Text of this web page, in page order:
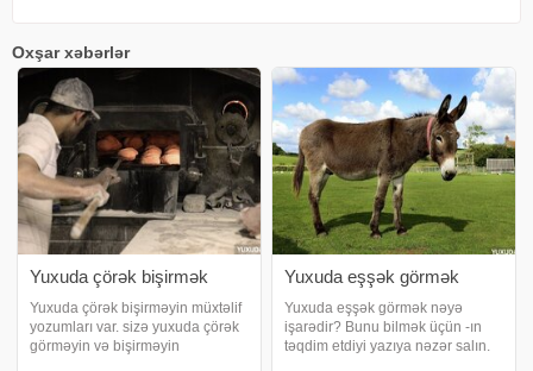
Oxşar xəbərlər
Yuxuda çörək bişirmək
Yuxuda çörək bişirməyin müxtəlif
yozumları var. sizə yuxuda çörək
görməyin və bişirməyin
Yuxuda eşşək görmək
Yuxuda eşşək görmək nəyə
işarədir? Bunu bilmək üçün -ın
təqdim etdiyi yazıya nəzər salın.